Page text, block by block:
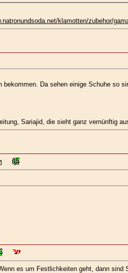
klamotten/zubehor/
bekommen. Da sehen einige Schuhe so
Sariajid, die sieht ganz vernünftig
es um Festlichkeiten geht, dann sind